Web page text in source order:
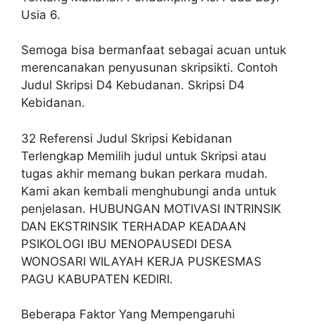
Usia 6.
Semoga bisa bermanfaat sebagai acuan untuk
merencanakan penyusunan skripsikti. Contoh
Judul Skripsi D4 Kebudanan. Skripsi D4
Kebidanan.
32 Referensi Judul Skripsi Kebidanan
Terlengkap Memilih judul untuk Skripsi atau
tugas akhir memang bukan perkara mudah.
Kami akan kembali menghubungi anda untuk
penjelasan. HUBUNGAN MOTIVASI INTRINSIK
DAN EKSTRINSIK TERHADAP KEADAAN
PSIKOLOGI IBU MENOPAUSEDI DESA
WONOSARI WILAYAH KERJA PUSKESMAS
PAGU KABUPATEN KEDIRI.
Beberapa Faktor Yang Mempengaruhi